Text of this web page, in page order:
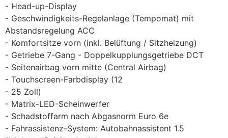
Head-up-Display
Geschwindigkeits-Regelanlage (Tempomat) mit
Abstandsregelung ACC
Komfortsitze vorn (inkl. Belüftung / Sitzheizung)
Getriebe 7-Gang - Doppelkupplungsgetriebe DCT
Seitenairbag vorn mitte (Central Airbag)
Touchscreen-Farbdisplay (12
25 Zoll)
Matrix-LED-Scheinwerfer
Schadstoffarm nach Abgasnorm Euro 6e
Fahrassistenz-System: Autobahnassistent 1.5